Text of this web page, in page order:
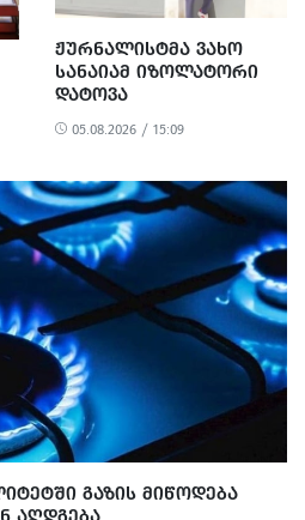
ᲟᲣᲠᲜᲐᲚᲘᲡᲢᲛᲐ ᲕᲐᲮᲝ
ᲡᲐᲜᲐᲘᲐᲛ ᲘᲖᲝᲚᲐᲢᲝᲠᲘ
ᲓᲐᲢᲝᲕᲐ
05.08.2026 / 15:09
ᲒᲐᲖᲘᲡ ᲛᲘᲬᲝᲓᲔᲑᲐ